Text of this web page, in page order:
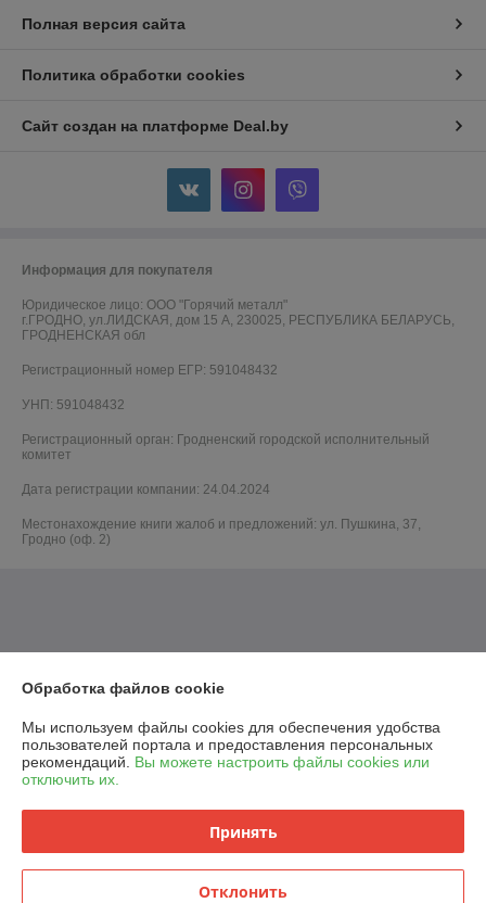
Полная версия сайта
Политика обработки cookies
Сайт создан на платформе Deal.by
Информация для покупателя
Юридическое лицо: ООО "Горячий металл"
г.ГРОДНО, ул.ЛИДСКАЯ, дом 15 А, 230025, РЕСПУБЛИКА БЕЛАРУСЬ,
ГРОДНЕНСКАЯ обл
Регистрационный номер ЕГР: 591048432
УНП: 591048432
Регистрационный орган: Гродненский городской исполнительный
комитет
Дата регистрации компании: 24.04.2024
Местонахождение книги жалоб и предложений: ул. Пушкина, 37,
Гродно (оф. 2)
Обработка файлов cookie
Мы используем файлы cookies для обеспечения удобства
пользователей портала и предоставления персональных
рекомендаций. Вы можете настроить файлы cookies или
отключить их.
Принять
Отклонить